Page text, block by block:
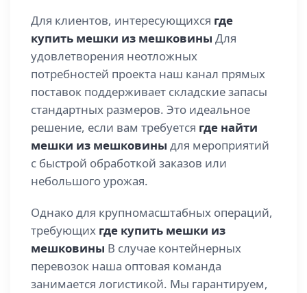
Для клиентов, интересующихся где
купить мешки из мешковины Для
удовлетворения неотложных
потребностей проекта наш канал прямых
поставок поддерживает складские запасы
стандартных размеров. Это идеальное
решение, если вам требуется где найти
мешки из мешковины для мероприятий
с быстрой обработкой заказов или
небольшого урожая.
Однако для крупномасштабных операций,
требующих где купить мешки из
мешковины В случае контейнерных
перевозок наша оптовая команда
занимается логистикой. Мы гарантируем,